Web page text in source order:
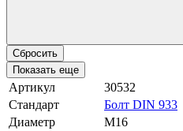
Сбросить
Показать еще
Артикул
30532
Стандарт
Болт DIN 933
Диаметр
М16